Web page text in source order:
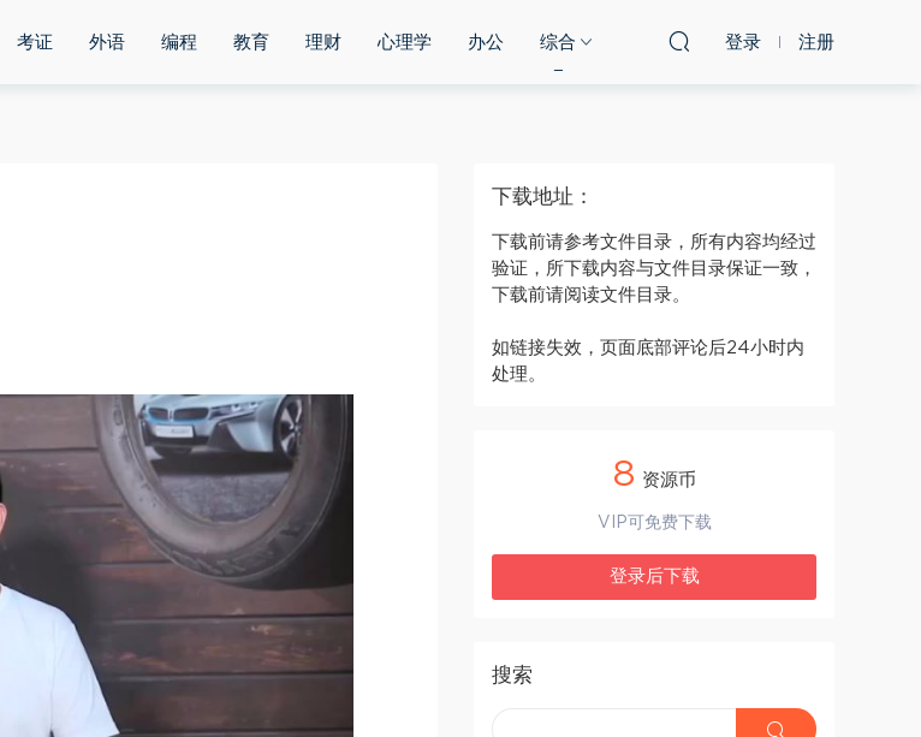
考证 外语 编程 教育 理财 心理学 办公 综合 登录 注册
下载地址：
下载前请参考文件目录，所有内容均经过
验证，所下载内容与文件目录保证一致，
下载前请阅读文件目录。
如链接失效，页面底部评论后24小时内
处理。
8 资源币
VIP可免费下载
登录后下载
搜索